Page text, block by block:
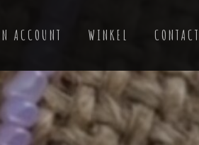
ACCOUNT WINKEL CONTACT